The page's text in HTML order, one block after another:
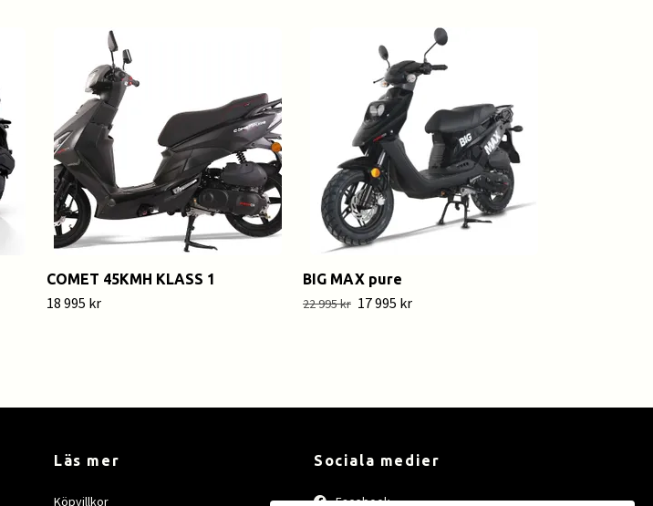
COMET 45KMH KLASS 1
18 995 kr
BIG MAX pure
22 995 kr 17 995 kr
Läs mer
Köpvillkor
Sociala medier
Facebook